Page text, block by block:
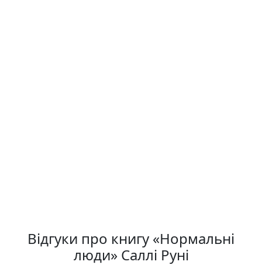
Відгуки про книгу «Нормальні
люди» Саллі Руні